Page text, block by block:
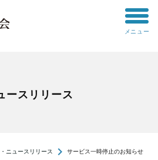
toggle
メニュー
ースリリース
ニュースリリース navigate_next サービス一時停止のお知らせ